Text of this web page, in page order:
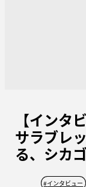
【インタ
サラブレ
る、シカ
#インタビュー